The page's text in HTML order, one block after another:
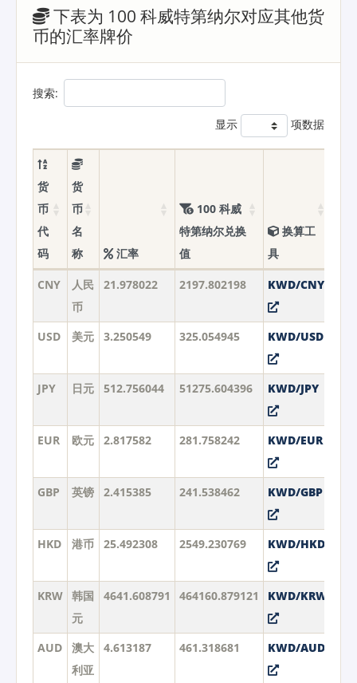
下表为 100 科威特第纳尔对应其他货
币的汇率牌价
搜索:
显示 项数据
货
币
代
码
货
币
名
称
汇率
100 科威
特第纳尔兑换
值
换算工
具
CNY
人民
币
21.978022 2197.802198 KWD/CNY
USD 美元 3.250549 325.054945 KWD/USD
JPY 日元 512.756044 51275.604396 KWD/JPY
EUR 欧元 2.817582 281.758242 KWD/EUR
GBP 英镑 2.415385 241.538462 KWD/GBP
HKD 港币 25.492308 2549.230769 KWD/HKD
KRW 韩国
元
4641.608791 464160.879121 KWD/KRW
AUD
澳大
利亚
4.613187 461.318681 KWD/AUD